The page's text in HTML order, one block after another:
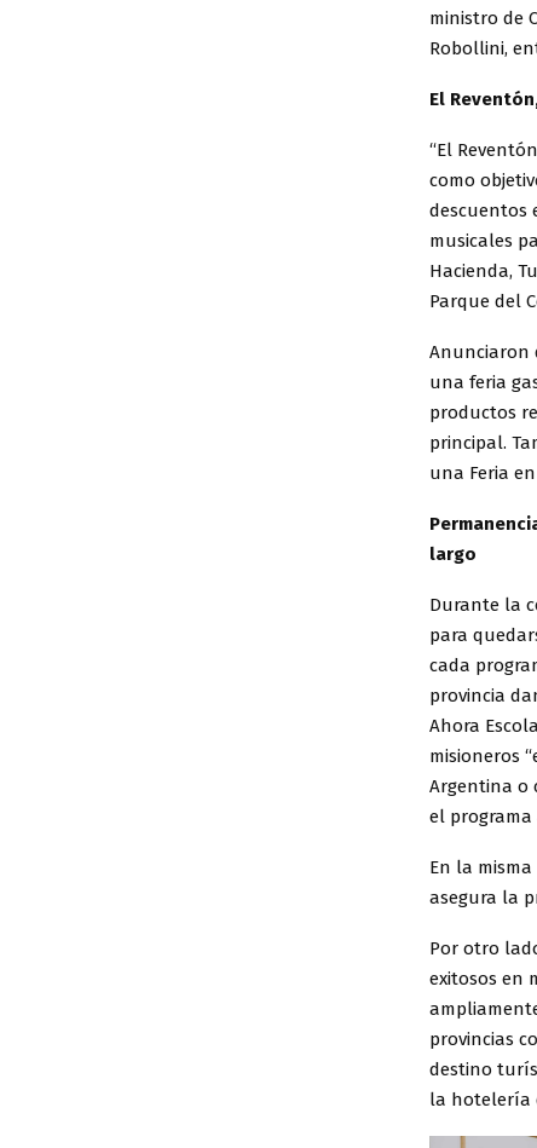
ministro de
Robollini,
El
“El
como
descuentos
musicales
Hacienda,
Parque del
Anunciaron
una feria
productos
principal.
una Feria
largo
Durante la
para
cada
provincia
Ahora
misioneros
Argentina o
el programa
En la
asegura la
Por otro
exitosos en
provincias
destino
la hotelería